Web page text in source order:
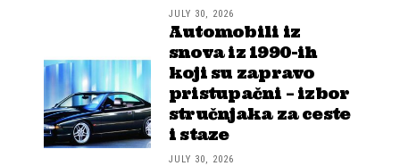
JULY 30, 2026
Automobili iz
snova iz 1990-ih
koji su zapravo
pristupačni – izbor
stručnjaka za ceste
i staze
JULY 30, 2026